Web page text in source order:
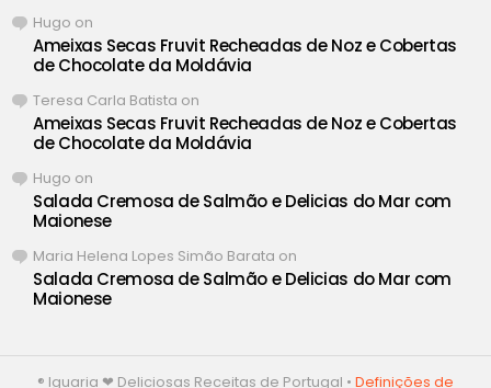
Hugo on
Ameixas Secas Fruvit Recheadas de Noz e Cobertas
de Chocolate da Moldávia
Teresa Carla Batista on
Ameixas Secas Fruvit Recheadas de Noz e Cobertas
de Chocolate da Moldávia
Hugo on
Salada Cremosa de Salmão e Delicias do Mar com
Maionese
Maria Helena Lopes Simão Barata on
Salada Cremosa de Salmão e Delicias do Mar com
Maionese
® Iguaria ❤ Deliciosas Receitas de Portugal • Definições de